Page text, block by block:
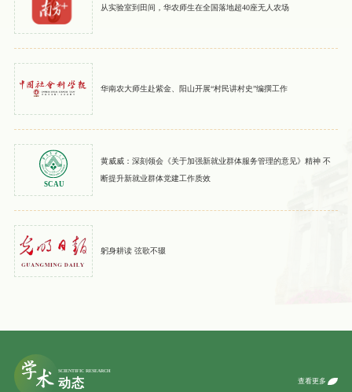
从实验室到田间，华农师生在全国落地超40座无人农场
华南农大师生赴紫金、阳山开展“村民讲村史”编撰工作
黄威威：深刻领会《关于加强新就业群体服务管理的意见》精神 不
断提升新就业群体党建工作质效
躬身耕读 弦歌不辍
查看更多